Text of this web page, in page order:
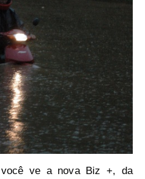
ve a nova Biz +, da